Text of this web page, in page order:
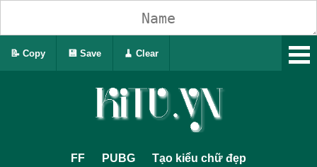
FF PUBG Tạo kiểu chữ đẹp
📝 Copy 💾 Save 🧹 Clear